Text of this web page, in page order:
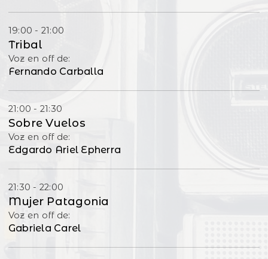
19:00 - 21:00
Tribal
Voz en off de:
Fernando Carballa
21:00 - 21:30
Sobre Vuelos
Voz en off de:
Edgardo Ariel Epherra
21:30 - 22:00
Mujer Patagonia
Voz en off de:
Gabriela Carel